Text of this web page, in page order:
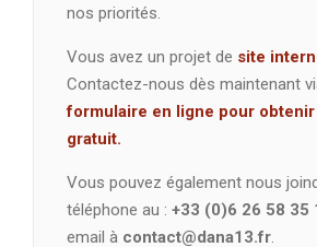
nos priorités.
Vous avez un projet de site
Contactez-nous dès maintenant
formulaire en ligne pour
gratuit.
Vous pouvez également nous
téléphone au : +33 (0)6 26 58 35
email à contact@dana13.fr.